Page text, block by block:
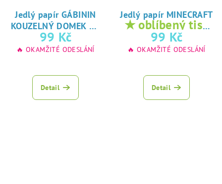
Jedlý papír GÁBININ
KOUZELNÝ DOMEK ★
oblíbený tisk na
jedlý papír
99 Kč
🔥 OKAMŽITÉ ODESLÁNÍ
Detail
Jedlý papír MINECRAFT
★ oblíbený tisk
na jedlý papír
99 Kč
🔥 OKAMŽITÉ ODESLÁNÍ
Detail